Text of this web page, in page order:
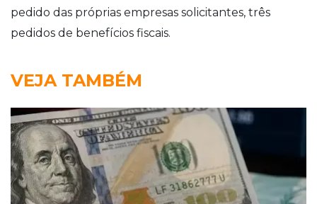
pedido das próprias empresas solicitantes, três
pedidos de benefícios fiscais.
VEJA TAMBÉM